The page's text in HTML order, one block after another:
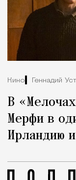
Кино Геннадий
В
Мерфи в
Ирландию